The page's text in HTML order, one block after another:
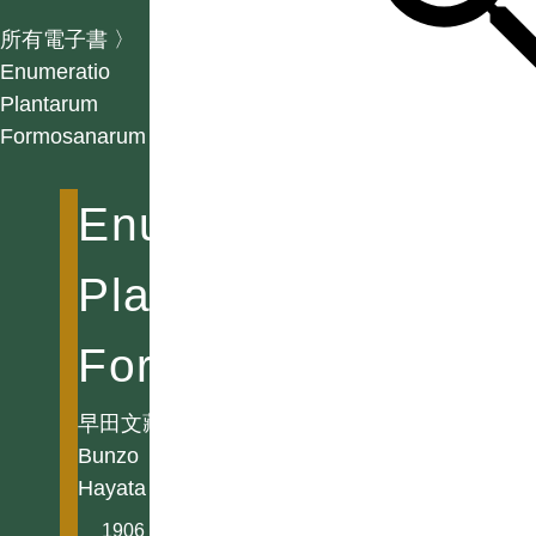
所有電子書 〉
Enumeratio
Plantarum
Formosanarum
Enumeratio
Plantarum
Formosanarum
早田文藏
Bunzo
Hayata
1906